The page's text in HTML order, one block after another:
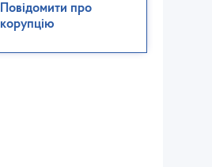
Повідомити про
корупцію